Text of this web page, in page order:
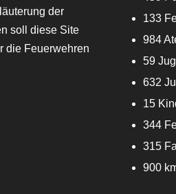
der
soll diese Site
die Feuerwehren
133
984
59
632
15
344
315
900